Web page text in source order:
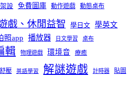
設 免費圖庫 動作遊戲 動態桌布
戲、休閒益智 學日文 學英文
照app 播放器 日文學習 桌布
輯 物理遊戲 環境音 療癒
舒壓 英語學習 解謎遊戲 計時器
貼圖